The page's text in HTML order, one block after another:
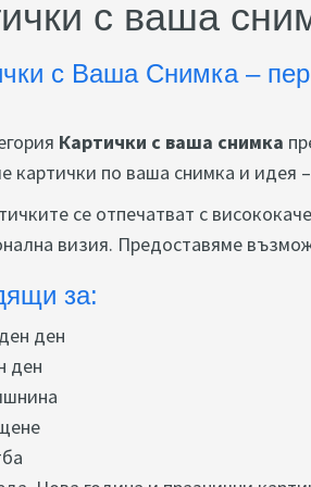
с ваша
с Ваша Снимка –
Картички с ваша снимка
картички по ваша снимка и идея
се отпечатват с
визия. Предоставяме
за:
ден
ден